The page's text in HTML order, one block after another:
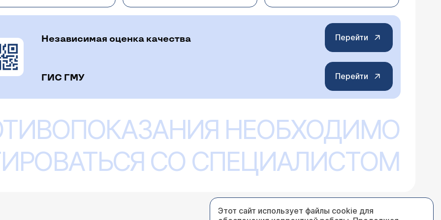
после повреждений мозжечка поддаются восстановительному лечению. Есть все основания
лечения - самостоятельного и в условиях специализированного санатория или
- результат будет вполне удовлетворительным.
болезни или это тоже самое? Предыдущее письмо: 05.05.2015 У
очень жаль, что Вашему папе не смогли помочь. Инфаркт головного мозга - это и есть инсульт,
а наличие диабета и сопутствующих заболеваний только отягчает состояние пациента...
Независимая оценка качества Перейти
ГИС ГМУ Перейти
НЕОБХОДИМО
СО СПЕЦИАЛИСТОМ
Этот сайт использует файлы cookie для